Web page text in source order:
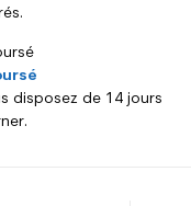
disposez de 14 jours